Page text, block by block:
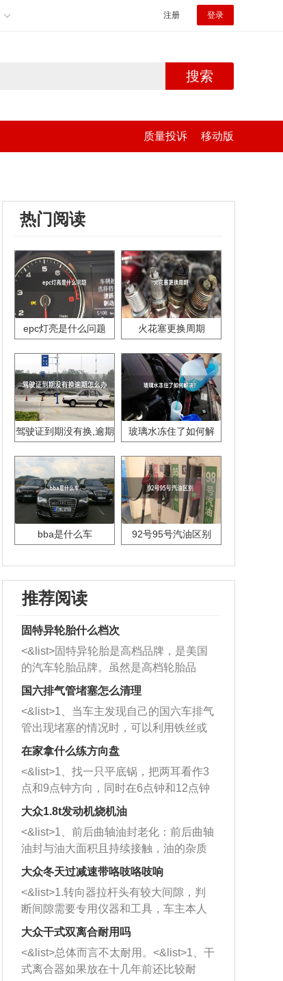
注册 登录
搜索
质量投诉 移动版
热门阅读
epc灯亮是什么问题 火花塞更换周期
驾驶证到期没有换,逾期
玻璃水冻住了如何解
bba是什么车 92号95号汽油区别
推荐阅读
固特异轮胎什么档次
<&list>固特异轮胎是高档品牌，是美国
的汽车轮胎品牌。虽然是高档轮胎品
牌，但是中高低端的轮胎都有生产，这
也是为了更好的开拓市场。
国六排气管堵塞怎么清理
<&list>1、当车主发现自己的国六车排气
管出现堵塞的情况时，可以利用铁丝或
者是细棍，直接将杂物给取出来，如果
堵塞情况比较严重，也可以采取应急措
施。 <&list>2、直接利用木棍将所有的
杂物推到排气管里面的位置处，然后将
三元催化器拆解开，就可以将堵塞的东
西取出来。但如果是因为积碳过多引起
的堵塞，就需要将三元催化器泡在草酸
洗剂对堵塞的情况得到解决，将清洗剂
放在燃油箱中，与燃油混合后，车辆启
动时，就可以和汽油一起进入到燃烧
室，最后形成废气排出，就可以让三元
催化器得到清洗，排气管堵塞的情况就
能够得到解决。
在家拿什么练方向盘
<&list>1、找一只平底锅，把两耳看作3
点和9点钟方向，同时在6点钟和12点钟
方向做一个标记。 <&list>2、双手握住
一圈半的练习，往右同样也要打相同的
圈数。 <&list>3、最后强调要反复练
习，这样就可以形成肌肉记忆，在真实
驾驶车辆时，不需要记忆也能打好方
向。
大众1.8t发动机烧机油
<&list>1、前后曲轴油封老化：前后曲轴
油封与油大面积且持续接触，油的杂质
和发动机内持续温度变化使其密封效果
逐渐减弱，导致渗油或漏油。<&list>2、
活塞间隙过大：积碳会使活塞环与缸体
的间隙扩大，导致机油流入燃烧室中，
造成烧机油。<&list>3、机油粘度。使用
机油粘度过小的话，同样会有烧机油现
象，机油粘度过小具有很好的流动性，
大众冬天过减速带咯吱咯吱响
<&list>1.转向器拉杆头有较大间隙，判
断间隙需要专用仪器和工具，车主本人
无法制作，需要将车辆送到修理厂或4s
店；<&list>2.车辆半轴套管防尘罩破
裂，破裂后会出现漏油现象，使半轴磨
损严重，磨损的半轴容易损坏，产生异
大众干式双离合耐用吗
<&list>总体而言不太耐用。<&list>1、干
式离合器如果放在十几年前还比较耐